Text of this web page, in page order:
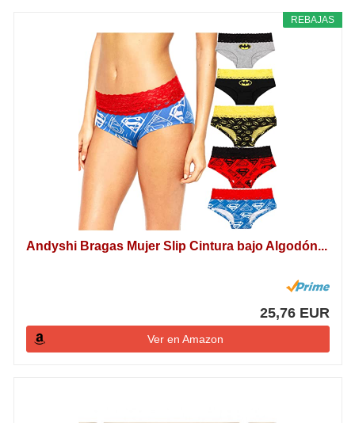
REBAJAS
Andyshi Bragas Mujer Slip Cintura bajo Algodón...
25,76 EUR
Ver en Amazon